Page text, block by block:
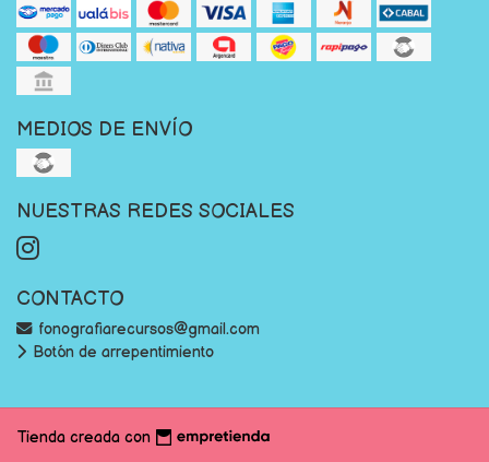
MEDIOS DE ENVÍO
NUESTRAS REDES SOCIALES
CONTACTO
fonografiarecursos@gmail.com
Botón de arrepentimiento
Tienda creada con